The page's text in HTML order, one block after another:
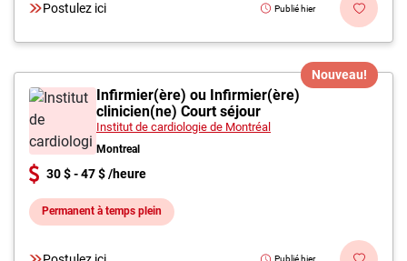
Postulez ici Publié hier
Nouveau!
Infirmier(ère) ou Infirmier(ère)
clinicien(ne) Court séjour
Institut de cardiologie de Montréal
Montreal
30 $ - 47 $ /heure
Permanent à temps plein
Publié hier